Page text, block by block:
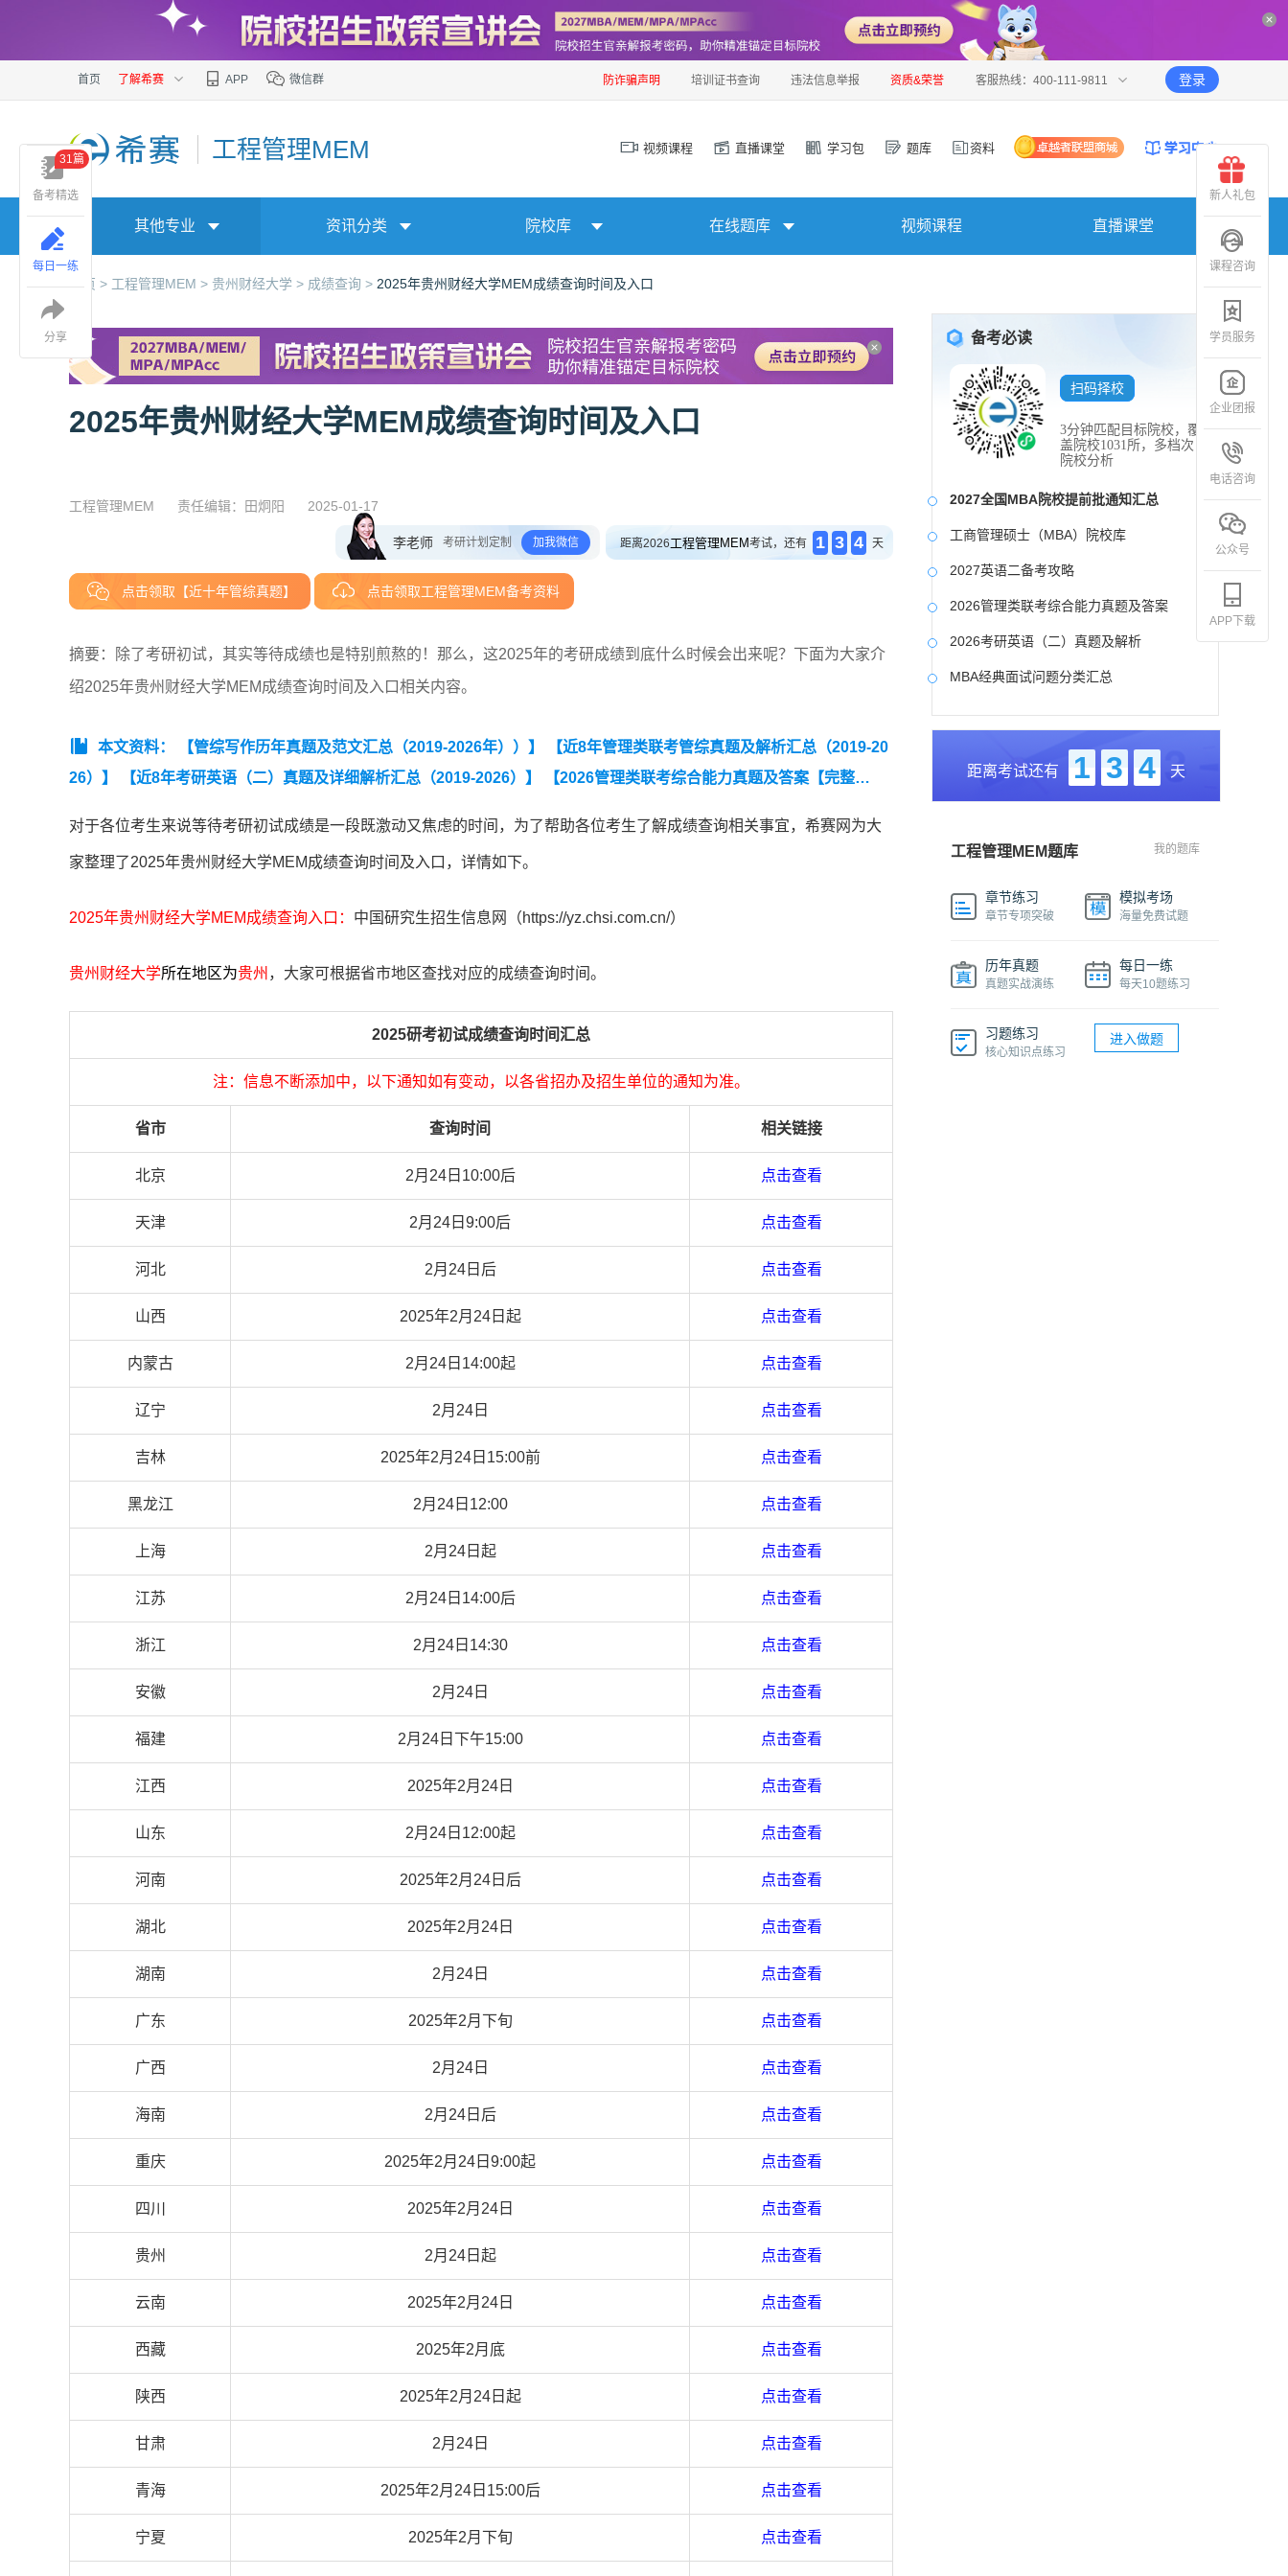
首页 了解希赛 APP 微信群 防诈骗声明 培训证书查询 违法信息举报 资质&荣誉 客服热线：400-111-9811 登录
工程管理MEM 视频课程 直播课堂 学习包 题库 资料
其他专业 资讯分类 院校库 在线题库 视频课程 直播课堂
首页 > 工程管理MEM > 贵州财经大学 > 成绩查询 > 2025年贵州财经大学MEM成绩查询时间及入口
2025年贵州财经大学MEM成绩查询时间及入口
工程管理MEM 责任编辑：田炯阳 2025-01-17
李老师 考研计划定制 加我微信 距离2026工程管理MEM考试，还有 1 3 4 天
点击领取【近十年管综真题】 点击领取工程管理MEM备考资料
摘要：除了考研初试，其实等待成绩也是特别煎熬的！那么，这2025年的考研成绩到底什么时候会出来呢？下面为大家介
绍2025年贵州财经大学MEM成绩查询时间及入口相关内容。
本文资料： 【管综写作历年真题及范文汇总（2019-2026年））】
【近8年管理类联考管综真题及解析汇总（2019-20
26）】
【近8年考研英语（二）真题及详细解析汇总（2019-2026）】
【2026管理类联考综合能力真题及答案【完整
对于各位考生来说等待考研初试成绩是一段既激动又焦虑的时间，为了帮助各位考生了解成绩查询相关事宜，希赛网为大
家整理了2025年贵州财经大学MEM成绩查询时间及入口，详情如下。
2025年贵州财经大学MEM成绩查询入口： 中国研究生招生信息网（https://yz.chsi.com.cn/）
贵州财经大学所在地区为贵州 ，大家可根据省市地区查找对应的成绩查询时间。
2025研考初试成绩查询时间汇总
注：信息不断添加中，以下通知如有变动，以各省招办及招生单位的通知为准。
省市 查询时间 相关链接
北京 2月24日10:00后 点击查看
天津 2月24日9:00后 点击查看
河北 2月24日后 点击查看
山西 2025年2月24日起 点击查看
内蒙古 2月24日14:00起 点击查看
辽宁 2月24日 点击查看
吉林 2025年2月24日15:00前 点击查看
黑龙江 2月24日12:00 点击查看
上海 2月24日起 点击查看
江苏 2月24日14:00后 点击查看
浙江 2月24日14:30 点击查看
安徽 2月24日 点击查看
福建 2月24日下午15:00 点击查看
江西 2025年2月24日 点击查看
山东 2月24日12:00起 点击查看
河南 2025年2月24日后 点击查看
湖北 2025年2月24日 点击查看
湖南 2月24日 点击查看
广东 2025年2月下旬 点击查看
广西 2月24日 点击查看
海南 2月24日后 点击查看
重庆 2025年2月24日9:00起 点击查看
四川 2025年2月24日 点击查看
贵州 2月24日起 点击查看
云南 2025年2月24日 点击查看
西藏 2025年2月底 点击查看
陕西 2025年2月24日起 点击查看
甘肃 2月24日 点击查看
青海 2025年2月24日15:00后 点击查看
宁夏 2025年2月下旬 点击查看
备考必读
扫码择校
3分钟匹配目标院校，覆
盖院校1031所，多档次
院校分析
2027全国MBA院校提前批通知汇总
工商管理硕士（MBA）院校库
2027英语二备考攻略
2026管理类联考综合能力真题及答案
2026考研英语（二）真题及解析
MBA经典面试问题分类汇总
2017-2025近九年各科真题及详细解析
考研英语（二）试题库
2027写作备考攻略
距离考试还有 1 3 4 天
工程管理MEM题库 我的题库
章节练习
章节专项突破
模拟考场
海量免费试题
历年真题
真题实战演练
每日一练
每天10题练习
习题练习
核心知识点练习
进入做题
备考精选
31篇
每日一练
分享
新人礼包
课程咨询
学员服务
企业团报
电话咨询
公众号
APP下载